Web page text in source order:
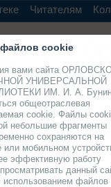
Читателям
Электронная
cookie
вами сайта
УНИВЕРСАЛЬНОЙ
ИМ. И. А.
общеотраслевая
cookie. Файлы
небольшие фрагменты
сохраняются на
мобильном
эффективную работу
данный
использованием файлов